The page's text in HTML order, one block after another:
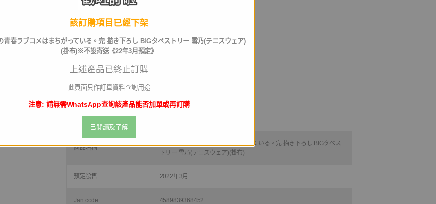
截訂日
數量
商品名稱
やはり俺の青春ラブコメはまちがっている。完 描き下ろし BIGタペス
トリー 雪乃(テニスウェア)(掛布)
預定發售 2022年3月
Jan code 4589839368452
該訂購項目已經下架
青春ラブコメはまちがっている。完 描き下ろし BIGタペストリー 雪乃(テニスウェア)
(掛布)※不設寄送《22年3月預定》
上述產品已終止訂購
此頁面只作訂單資料查詢用途
注意: 請無需WhatsApp查詢該產品能否加單或再訂購
已閲讀及了解